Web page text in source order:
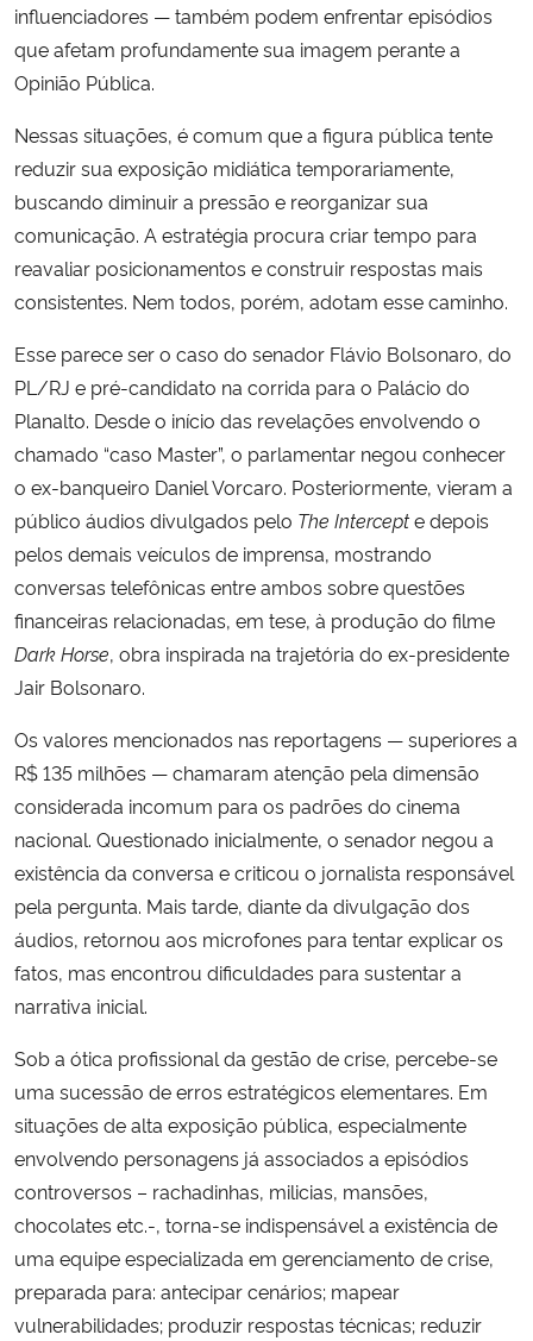
Secretaria-Geral
Secretaria de Governo
Banco Central do Brasil
Planalto
influenciadores — também podem enfrentar episódios
que afetam profundamente sua imagem perante a
Opinião Pública.
Nessas situações, é comum que a figura pública tente
reduzir sua exposição midiática temporariamente,
buscando diminuir a pressão e reorganizar sua
comunicação. A estratégia procura criar tempo para
reavaliar posicionamentos e construir respostas mais
consistentes. Nem todos, porém, adotam esse caminho.
Esse parece ser o caso do senador Flávio Bolsonaro, do
PL/RJ e pré-candidato na corrida para o Palácio do
Planalto. Desde o início das revelações envolvendo o
chamado “caso Master”, o parlamentar negou conhecer
o ex-banqueiro Daniel Vorcaro. Posteriormente, vieram a
público áudios divulgados pelo The Intercepte depois
pelos demais veículos de imprensa, mostrando
conversas telefônicas entre ambos sobre questões
financeiras relacionadas, em tese, à produção do filme
Dark Horse, obra inspirada na trajetória do ex-presidente
Jair Bolsonaro.
Os valores mencionados nas reportagens — superiores a
R$ 135 milhões — chamaram atenção pela dimensão
considerada incomum para os padrões do cinema
nacional. Questionado inicialmente, o senador negou a
existência da conversa e criticou o jornalista responsável
pela pergunta. Mais tarde, diante da divulgação dos
áudios, retornou aos microfones para tentar explicar os
fatos, mas encontrou dificuldades para sustentar a
narrativa inicial.
Sob a ótica profissional da gestão de crise, percebe-se
uma sucessão de erros estratégicos elementares. Em
situações de alta exposição pública, especialmente
envolvendo personagens já associados a episódios
controversos – rachadinhas, milicias, mansões,
chocolates etc.-, torna-se indispensável a existência de
uma equipe especializada em gerenciamento de crise,
preparada para: antecipar cenários; mapear
vulnerabilidades; produzir respostas técnicas; reduzir